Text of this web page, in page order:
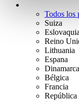
Todos los
Suiza
Eslovaquia
Reino
Lithuania
Espana
Dinamarca
Bélgica
Francia
República